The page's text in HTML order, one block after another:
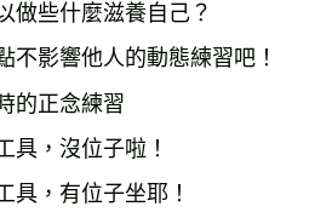
些什麼滋養自己？
影響他人的動態練習吧！
的正念練習
，沒位子啦！
，有位子坐耶！